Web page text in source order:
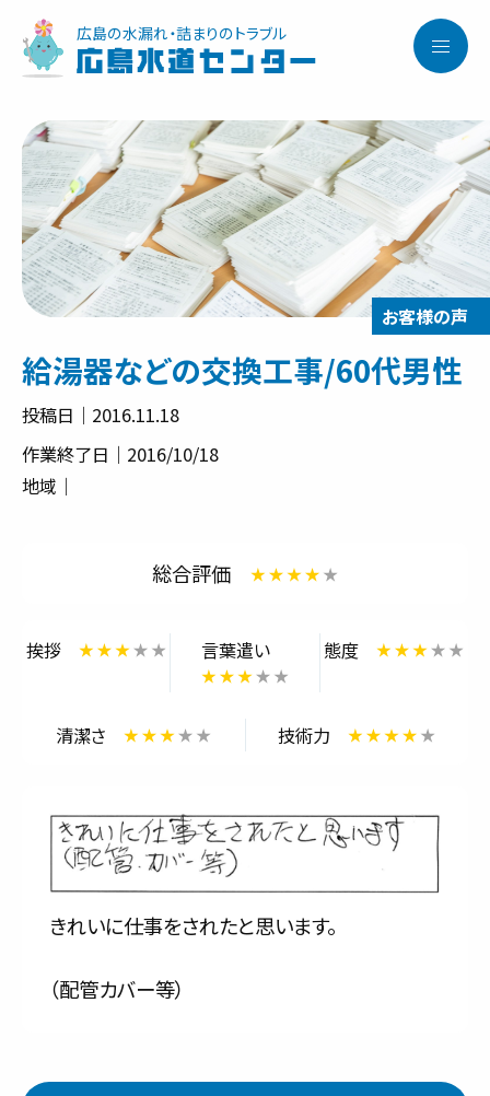
広島の水漏れ・詰まりのトラブル
広島水道センター
料金一覧
対応事例
ご利用の流れ
会社紹介
給湯器などの交換工事/60代男性
投稿日｜2016.11.18
作業終了日｜2016/10/18
地域｜
総合評価
挨拶 言葉遣い 態度
清潔さ 技術力
きれいに仕事をされたと思います。
（配管カバー等）